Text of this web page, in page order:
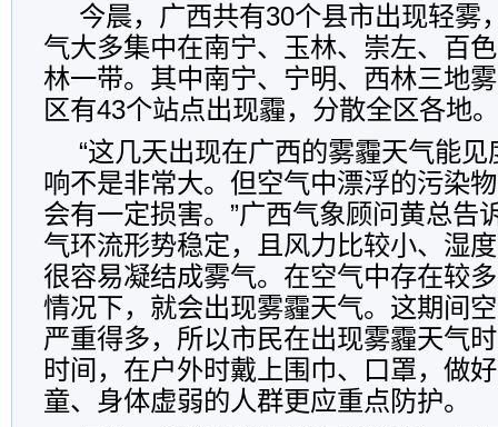
今晨，广西共有30个县市出现轻雾
气大多集中在南宁、玉林、崇左、百
林一带。其中南宁、宁明、西林三地
区有43个站点出现霾，分散全区各地。
“这几天出现在广西的雾霾天气能
响不是非常大。但空气中漂浮的污染
会有一定损害。”广西气象顾问黄总告
气环流形势稳定，且风力比较小、湿
很容易凝结成雾气。在空气中存在较
情况下，就会出现雾霾天气。这期间
严重得多，所以市民在出现雾霾天气
时间，在户外时戴上围巾、口罩，做
童、身体虚弱的人群更应重点防护。